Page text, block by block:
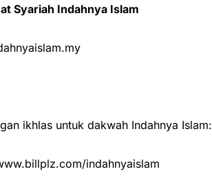
Syariah Indahnya Islam
ikhlas untuk dakwah Indahnya Islam:
indahnyaislam